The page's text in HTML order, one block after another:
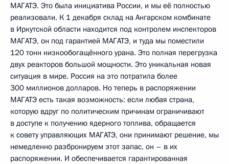
МАГАТЭ. Это была инициатива России, и мы её полностью
реализовали. К 1 декабря склад на Ангарском комбинате
в Иркутской области находится под контролем инспекторов
МАГАТЭ, он под гарантией МАГАТЭ, и туда мы поместили
120 тонн низкообогащённого урана. Это полная перегрузка
двух реакторов большой мощности. Это уникальная новая
ситуация в мире. Россия на это потратила более
300 миллионов долларов. Но теперь в распоряжении
МАГАТЭ есть такая возможность: если любая страна,
которую вдруг по политическим причинам ограничивают
в доступе к получению ядерного топлива, обращается
к совету управляющих МАГАТЭ, они принимают решение, мы
немедленно разбронируем этот запас, он – в их
распоряжении. И обеспечивается гарантированная